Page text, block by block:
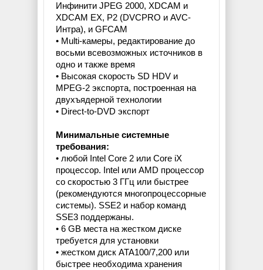
Инфинити JPEG 2000, XDCAM и
XDCAM EX, P2 (DVCPRO и AVC-
Интра), и GFCAM
• Multi-камеры, редактирование до
восьми всевозможных источников в
одно и также время
• Высокая скорость SD HDV и
MPEG-2 экспорта, построенная на
двухъядерной технологии
• Direct-to-DVD экспорт
Минимальные системные
требования:
• любой Intel Core 2 или Core iX
процессор. Intel или AMD процессор
со скоростью 3 ГГц или быстрее
(рекомендуются многопроцессорные
системы). SSE2 и набор команд
SSE3 поддержаны.
• 6 GB места на жестком диске
требуется для установки
• жестком диск ATA100/7,200 или
быстрее необходима хранения